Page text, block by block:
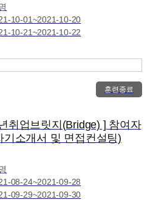
10-01~2021-10-20
10-21~2021-10-22
훈련종료
취업브릿지(Bridge) ] 참여자
소개서 및 면접컨설팅)
08-24~2021-09-28
09-29~2021-09-30